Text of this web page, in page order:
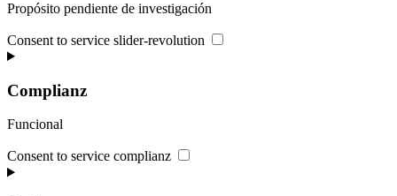
Propósito pendiente de investigación
Consent to service slider-revolution
Complianz
Funcional
Consent to service complianz